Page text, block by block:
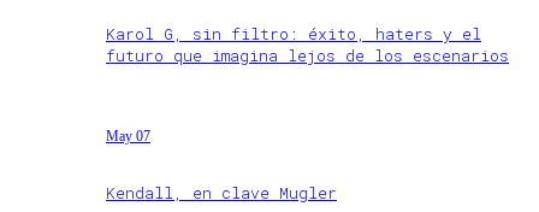
Karol G, sin filtro: éxito, haters y el
futuro que imagina lejos de los escenarios
May 07
Kendall, en clave Mugler